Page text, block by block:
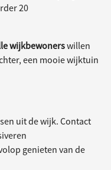
20
wijkbewonerswillen
een mooie wijktuin
uit de wijk. Contact
genieten van de